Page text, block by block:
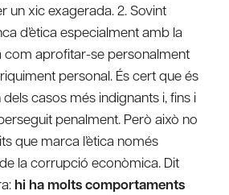
un xic exagerada. 2. Sovint
d’ètica especialment amb la
com aprofitar-se personalment
personal. És cert que és
casos més indignants i, fins i
penalment. Però això no
que marca l’ètica només
la corrupció econòmica. Dit
hi ha molts comportaments